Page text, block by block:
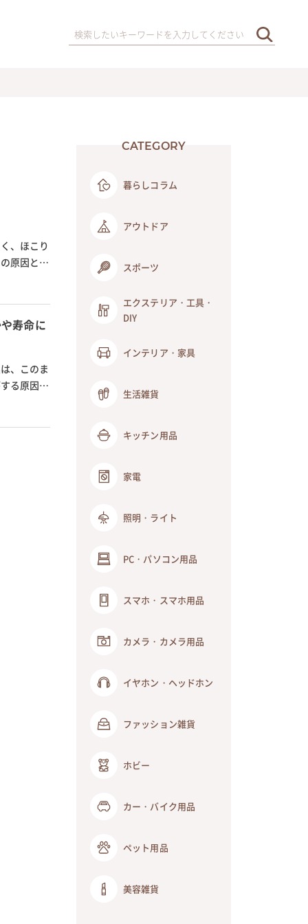
、ほこり
原因と、
寿命に
、このま
る原因
CATEGORY
暮らしコラム
アウトドア
スポーツ
エクステリア・工具・
DIY
インテリア・家具
生活雑貨
キッチン用品
家電
照明・ライト
PC・パソコン用品
スマホ・スマホ用品
カメラ・カメラ用品
イヤホン・ヘッドホン
ファッション雑貨
ホビー
カー・バイク用品
ペット用品
美容雑貨